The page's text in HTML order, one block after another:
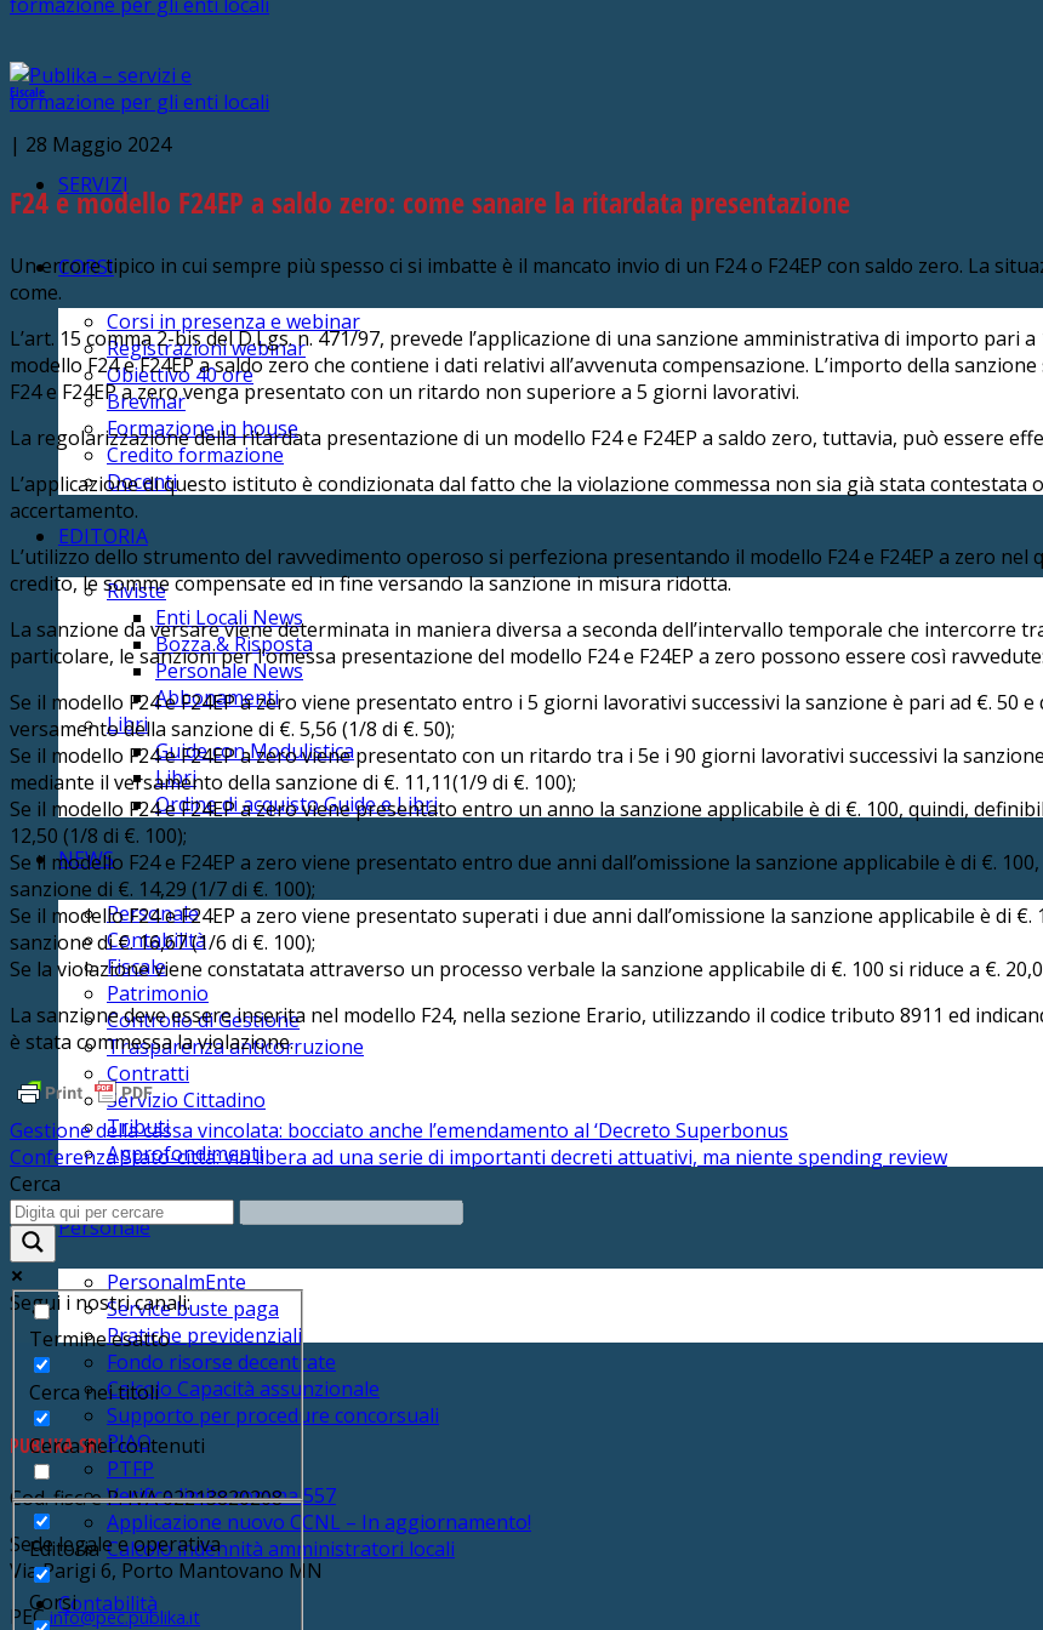
SERVIZI
CORSI
Corsi in presenza e webinar
Registrazioni webinar
Obiettivo 40 ore
Brevinar
Formazione in house
Credito formazione
Docenti
EDITORIA
Riviste
Enti Locali News
Bozza & Risposta
Personale News
Abbonamenti
Libri
Guide con Modulistica
Libri
Ordine di acquisto Guide e Libri
NEWS
Personale
Contabilità
Fiscale
Patrimonio
Controllo di Gestione
Trasparenza anticorruzione
Contratti
Servizio Cittadino
Tributi
Approfondimenti
Personale
PersonalmEnte
Service buste paga
Pratiche previdenziali
Fondo risorse decentrate
Calcolo Capacità assunzionale
Supporto per procedure concorsuali
PIAO
PTFP
Verifica limite comma 557
Applicazione nuovo CCNL – In aggiornamento!
Calcolo indennità amministratori locali
Contabilità
Fiscale
| 28 Maggio 2024
F24 e modello F24EP a saldo zero: come sanare la ritardata presentazione
Un errore tipico in cui sempre più spesso ci si imbatte è il mancato invio di un F24 o F24EP con saldo zero. La
come.
L’art. 15 comma 2-bis del D.Lgs. n. 471/97, prevede l’applicazione di una sanzione amministrativa di importo pari
modello F24 e F24EP a saldo zero che contiene i dati relativi all’avvenuta compensazione. L’importo della
F24 e F24EP a zero venga presentato con un ritardo non superiore a 5 giorni lavorativi.
La regolarizzazione della ritardata presentazione di un modello F24 e F24EP a saldo zero, tuttavia, può essere
L’applicazione di questo istituto è condizionata dal fatto che la violazione commessa non sia già stata contestata
accertamento.
L’utilizzo dello strumento del ravvedimento operoso si perfeziona presentando il modello F24 e F24EP a zero nel
credito, le somme compensate ed in fine versando la sanzione in misura ridotta.
La sanzione da versare viene determinata in maniera diversa a seconda dell’intervallo temporale che intercorre
particolare, le sanzioni per l’omessa presentazione del modello F24 e F24EP a zero possono essere così ravvedute:
Se il modello F24 e F24EP a zero viene presentato entro i 5 giorni lavorativi successivi la sanzione è pari ad €. 50
versamento della sanzione di €. 5,56 (1/8 di €. 50);
Se il modello F24 e F24EP a zero viene presentato con un ritardo tra i 5e i 90 giorni lavorativi successivi la
mediante il versamento della sanzione di €. 11,11(1/9 di €. 100);
Se il modello F24 e F24EP a zero viene presentato entro un anno la sanzione applicabile è di €. 100, quindi,
12,50 (1/8 di €. 100);
Se il modello F24 e F24EP a zero viene presentato entro due anni dall’omissione la sanzione applicabile è di €.
sanzione di €. 14,29 (1/7 di €. 100);
Se il modello F24 e F24EP a zero viene presentato superati i due anni dall’omissione la sanzione applicabile è di
sanzione di €. 16,67 (1/6 di €. 100);
Se la violazione viene constatata attraverso un processo verbale la sanzione applicabile di €. 100 si riduce a €.
La sanzione deve essere inserita nel modello F24, nella sezione Erario, utilizzando il codice tributo 8911 ed
è stata commessa la violazione.
Gestione della cassa vincolata: bocciato anche l’emendamento al ‘Decreto Superbonus
Conferenza Stato-città: via libera ad una serie di importanti decreti attuativi, ma niente spending review
Cerca
Termine esatto
Cerca nei titoli
Cerca nei contenuti
Editoria
Corsi
Segui i nostri canali:
PUBLIKA SRL
Cod. fisc. e P. IVA 02213820208
Sede legale e operativa
Via Parigi 6, Porto Mantovano MN
PECinfo@pec.publika.it